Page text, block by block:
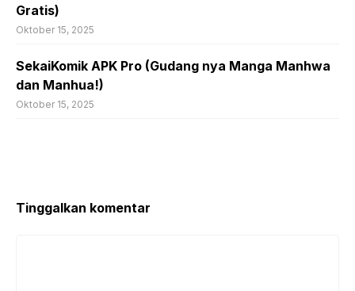
Gratis)
Oktober 15, 2025
SekaiKomik APK Pro (Gudang nya Manga Manhwa
dan Manhua!)
Oktober 15, 2025
Tinggalkan komentar